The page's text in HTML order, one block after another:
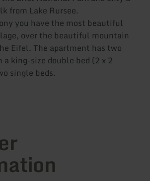
from Lake Rursee.
you have the most beautiful
over the beautiful mountain
Eifel. The apartment has two
a king-size double bed (2 x 2
single beds.